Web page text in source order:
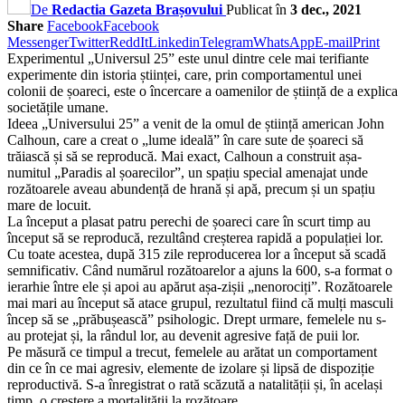
De Redactia Gazeta Brașovului Publicat în 3 dec., 2021
Share FacebookFacebook
MessengerTwitterReddItLinkedinTelegramWhatsAppE-mailPrint
Experimentul „Universul 25” este unul dintre cele mai terifiante
experimente din istoria științei, care, prin comportamentul unei
colonii de șoareci, este o încercare a oamenilor de știință de a explica
societățile umane.
Ideea „Universului 25” a venit de la omul de știință american John
Calhoun, care a creat o „lume ideală” în care sute de șoareci să
trăiască și să se reproducă. Mai exact, Calhoun a construit așa-
numitul „Paradis al șoarecilor”, un spațiu special amenajat unde
rozătoarele aveau abundență de hrană și apă, precum și un spațiu
mare de locuit.
La început a plasat patru perechi de șoareci care în scurt timp au
început să se reproducă, rezultând creșterea rapidă a populației lor.
Cu toate acestea, după 315 zile reproducerea lor a început să scadă
semnificativ. Când numărul rozătoarelor a ajuns la 600, s-a format o
ierarhie între ele și apoi au apărut așa-zișii „nenorociți”. Rozătoarele
mai mari au început să atace grupul, rezultatul fiind că mulți masculi
încep să se „prăbușească” psihologic. Drept urmare, femelele nu s-
au protejat și, la rândul lor, au devenit agresive față de puii lor.
Pe măsură ce timpul a trecut, femelele au arătat un comportament
din ce în ce mai agresiv, elemente de izolare și lipsă de dispoziție
reproductivă. S-a înregistrat o rată scăzută a natalității și, în același